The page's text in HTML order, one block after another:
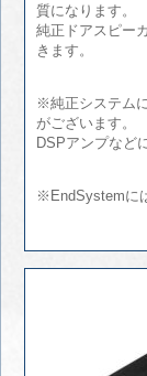
質になります。
純正ドアスピー
きます。
※純正システム
がございます。
DSPアンプなど
※EndSystemに